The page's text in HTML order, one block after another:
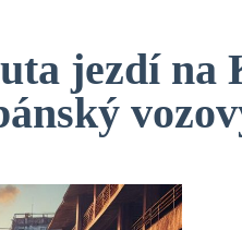
jezdí